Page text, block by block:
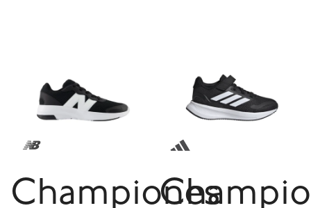
Championes